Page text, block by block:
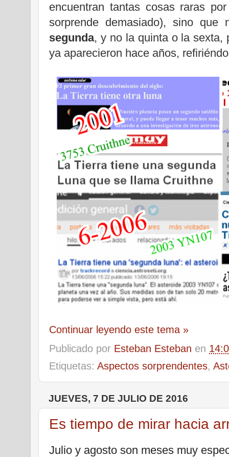
encuentran tantas cosas raras
sorprende demasiado), sino
segunda, y no la quinta o la sexta,
ya aparecieron hace años,
Continuar leyendo este tema »
Publicado por Esteban Esteban en
Etiquetas: Aspectos sorprendentes,
JUEVES, 7 DE JULIO DE 2016
Es tiempo de mirar hacia
Julio y agosto son meses muy